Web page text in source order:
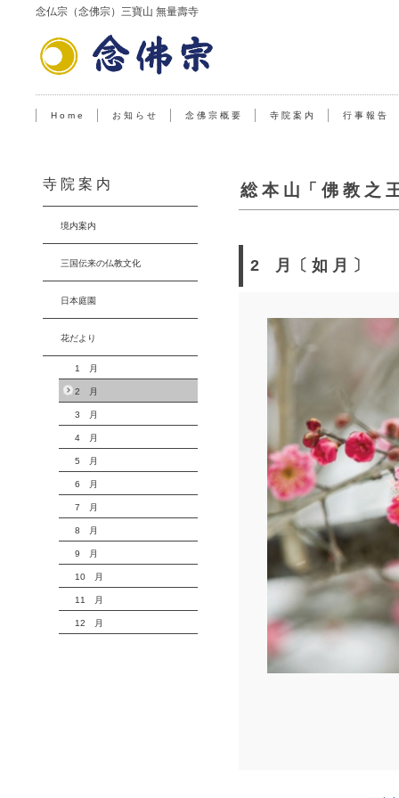
念仏宗（念佛宗）三寶山 無量壽寺
H o m e お 知 ら せ 念 佛 宗 概 要 寺 院 案 内 行 事 報 告
総 本 山「 佛 教 之
2 月〔 如 月 〕
寺 院 案 内
境内案内
三国伝来の仏教文化
日本庭園
花だより
1 月
2 月
3 月
4 月
5 月
6 月
7 月
8 月
9 月
10 月
11 月
12 月